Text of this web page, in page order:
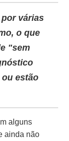
várias
o que
"sem
estão
alguns
ainda não